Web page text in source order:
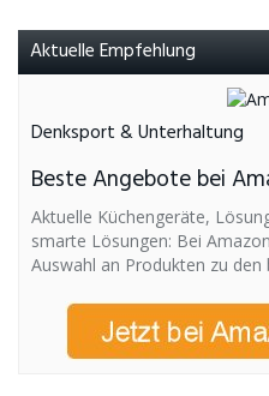
Aktuelle Empfehlung
Denksport & Unterhaltung
Beste Angebote bei
Aktuelle Küchengeräte,
smarte Lösungen: Bei
Auswahl an Produkten zu den